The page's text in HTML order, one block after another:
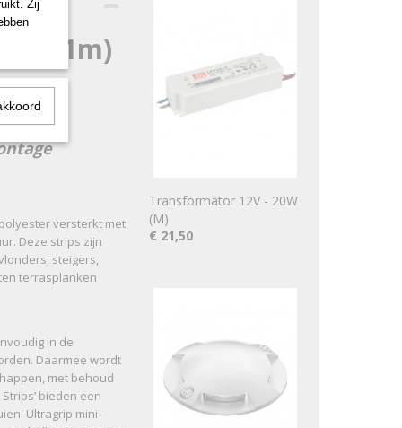
x 1m)
versterkt met
Deze strips zijn
steigers,
terrasplanken
in de
Daarmee wordt
met behoud
bieden een
Ultragrip mini-
Transformator 12V - 20W
(M)
€ 21,50
Zij